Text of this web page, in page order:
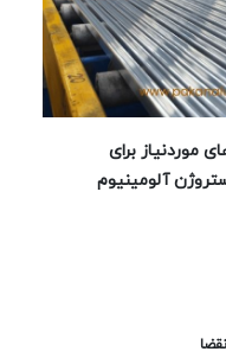
برای
آلومینیوم